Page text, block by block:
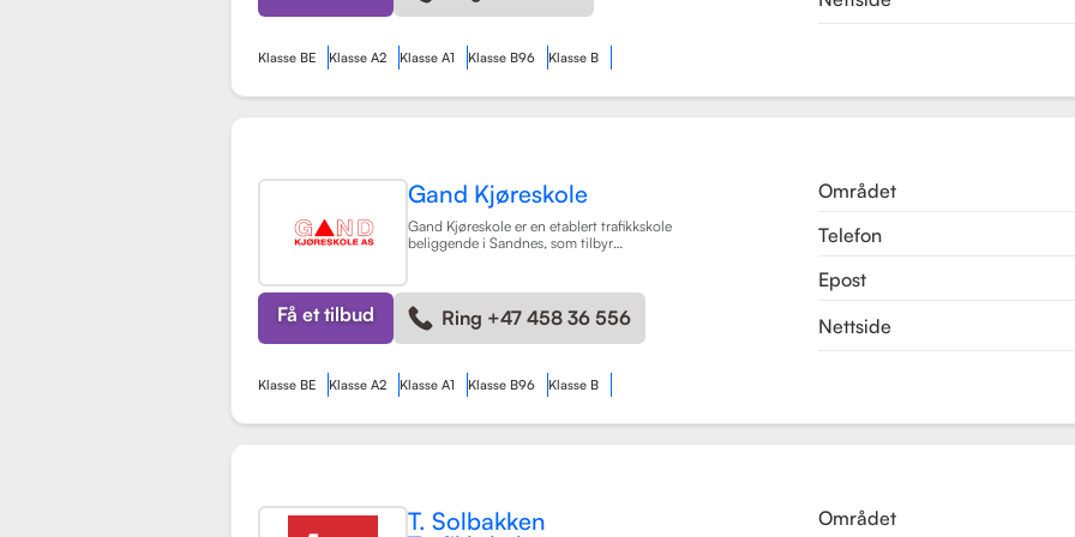
Klasse BE Klasse A2 Klasse A1 Klasse B96 Klasse B
Gand Kjøreskole
Gand Kjøreskole er en etablert trafikkskole
beliggende i Sandnes, som tilbyr
på opplæring for personbiler, både med
manuell og automatgir, samt motorsykler
(klasse A, A1) og tilhengere (BE). Les mer
Få et tilbud Ring +47 458 36 556
Området
Telefon
Epost
Nettside
Klasse BE Klasse A2 Klasse A1 Klasse B96 Klasse B
T. Solbakken
Området